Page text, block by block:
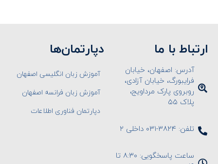
ارتباط با ما
آدرس: اصفهان، خیابان
فرایبورگ، خیابان آزادی،
روبروی پارک مرداویج،
پلاک ۵۵
تلفن: ۳۸۲۴-۰۳۱ داخلی ۲
ساعت پاسخگویی: ۸:۳۰ تا
دپارتمان‌ها
آموزش زبان انگلیسی اصفهان
آموزش زبان فرانسه اصفهان
دپارتمان فناوری اطلاعات